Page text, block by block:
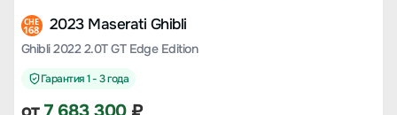
CHE
168 2023 Maserati Ghibli
Ghibli 2022 2.0T GT Edge Edition
Гарантия 1 - 3 года